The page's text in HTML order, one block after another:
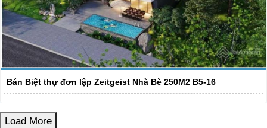
Bán Biệt thự đơn lập Zeitgeist Nhà Bè 250M2 B5-16
Load More